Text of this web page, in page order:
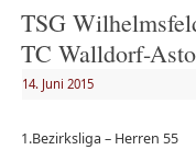
TSG
TC Walldorf-
14. Juni 2015
1.Bezirksliga – Herren 55